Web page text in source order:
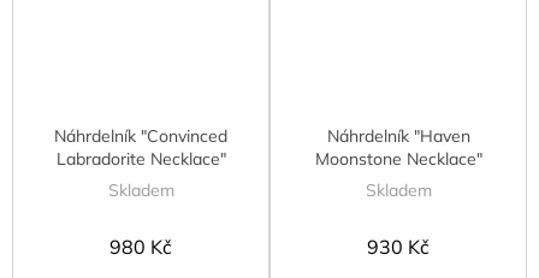
Náhrdelník "Convinced
Labradorite Necklace"
Skladem
980 Kč
Náhrdelník "Haven
Moonstone Necklace"
Skladem
930 Kč